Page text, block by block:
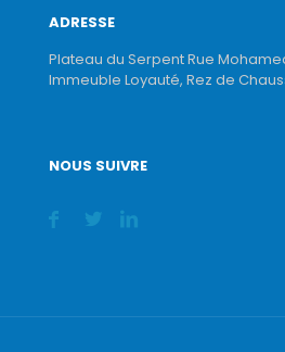
ADRESSE
Plateau du Serpent Rue
Immeuble Loyauté, Rez de
NOUS SUIVRE